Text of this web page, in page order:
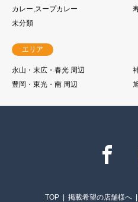
カレー,スープカレー
未分類
エリア
永山・末広・春光 周辺
豊岡・東光・南 周辺
Instagram
TOP 掲載希望の店舗様へ